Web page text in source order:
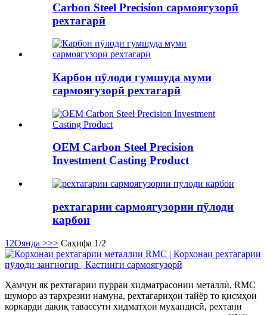
Carbon Steel Precision сармоягузорӣ
рехтагарӣ
Карбон пӯлоди гумшуда муми
сармоягузорӣ рехтагарӣ
OEM Carbon Steel Precision
Investment Casting Product
рехтагарии сармоягузории пӯлоди
карбон
1 2Оянда >>> Саҳифа 1/2
Ҳамчун як рехтагарии пурраи хидматрасонии металлӣ, RMC
шуморо аз тарҳрезии намуна, рехтагариҳои тайёр то қисмҳои
коркарди дақиқ тавассути хидматҳои муҳандисӣ, рехтани